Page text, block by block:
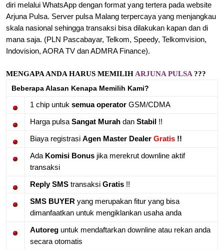
diri melalui WhatsApp dengan format yang tertera pada website
Arjuna Pulsa. Server pulsa Malang terpercaya yang menjangkau
skala nasional sehingga transaksi bisa dilakukan kapan dan di
mana saja. (PLN Pascabayar, Telkom, Speedy, Telkomvision,
Indovision, AORA TV dan ADMRA Finance).
MENGAPA ANDA HARUS MEMILIH ARJUNA PULSA ???
Beberapa Alasan Kenapa Memilih Kami?
1 chip untuk semua operator GSM/CDMA
Harga pulsa Sangat Murah dan Stabil !!
Biaya registrasi Agen Master Dealer Gratis !!
Ada Komisi Bonus jika merekrut downline aktif
transaksi
Reply SMS transaksi Gratis !!
SMS BUYER yang merupakan fitur yang bisa
dimanfaatkan untuk mengiklankan usaha anda
Autoreg untuk mendaftarkan downline atau rekan anda
secara otomatis